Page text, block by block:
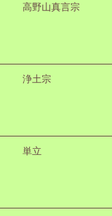
高野山真言宗
浄土宗
単立